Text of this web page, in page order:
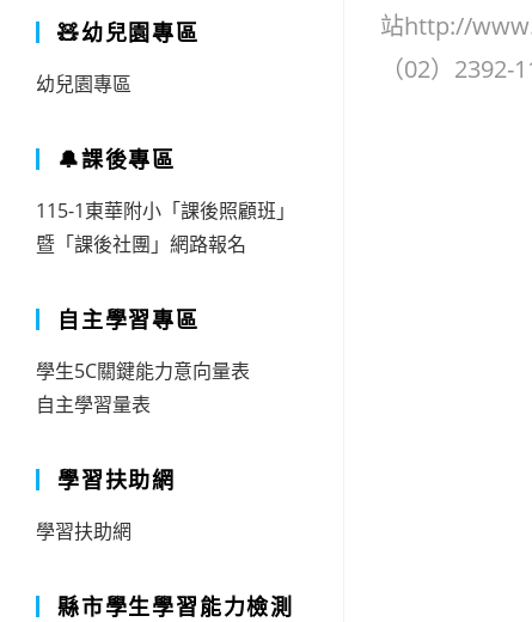
站http://
（02）2392-
🧸幼兒園專區
幼兒園專區
🔔課後專區
115-1東華附小「課後照顧班」
暨「課後社團」網路報名
自主學習專區
學生5C關鍵能力意向量表
自主學習量表
學習扶助網
學習扶助網
縣市學生學習能力檢測